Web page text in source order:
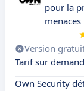
pour la
menaces
Version
Tarif sur
Own Security